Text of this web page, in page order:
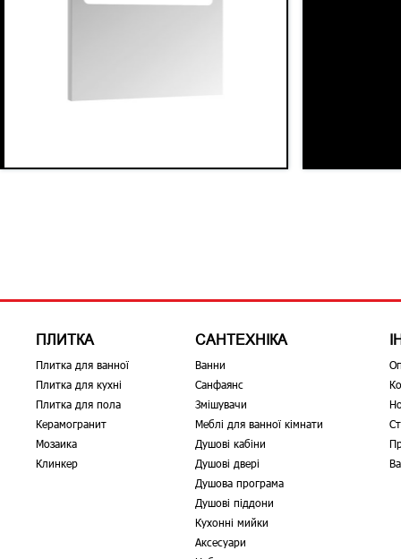
ПЛИТКА
Плитка для ванної
Плитка для кухні
Плитка для пола
Керамогранит
Мозаика
Клинкер
САНТЕХНІКА
Ванни
Санфаянс
Змішувачи
Меблі для ванної кімнати
Душові кабіни
Душові двері
Душова програма
Душові піддони
Кухонні мийки
Аксесуари